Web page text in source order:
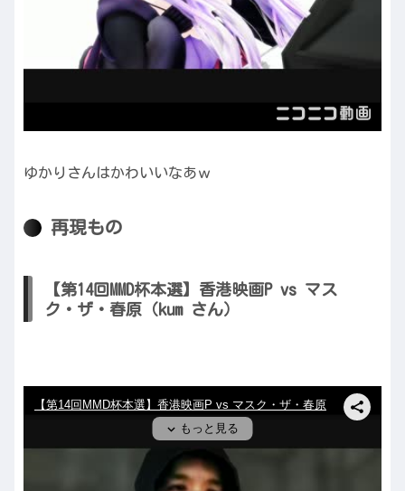
ゆかりさんはかわいいなあｗ
再現もの
【第14回MMD杯本選】香港映画P vs マス
ク・ザ・春原（kum さん）